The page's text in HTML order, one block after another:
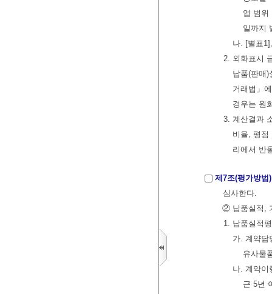
업 범위
일까지
나. [별표
2. 외화표시
납품(판매
거래법」
경우는 원
3. 계산결과
비율, 평점
리에서 반
제7조(평가방법)
심사한다.
② 납품실적,
1. 납품실적
가. 계약담
유사물
나. 계약이
근 5년